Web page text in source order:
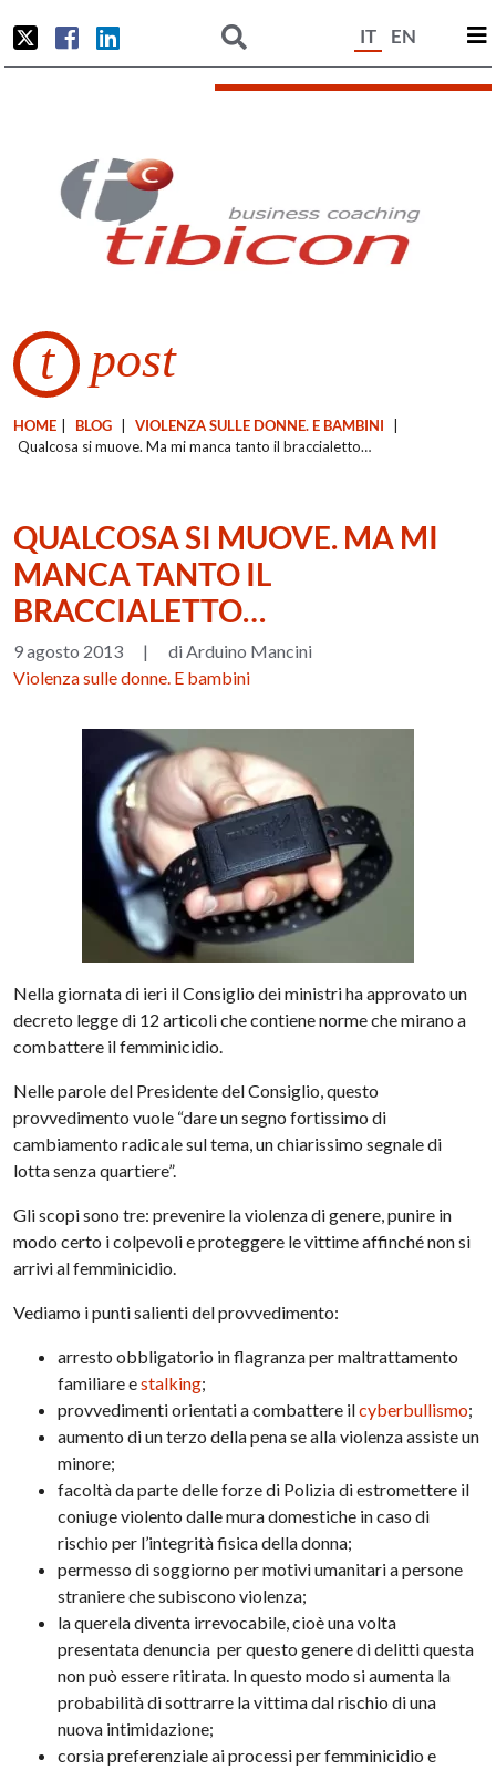
IT EN
t post
HOME BLOG VIOLENZA SULLE DONNE. E BAMBINI
Qualcosa si muove. Ma mi manca tanto il braccialetto…
QUALCOSA SI MUOVE. MA MI
MANCA TANTO IL
BRACCIALETTO…
9 agosto 2013 |
di Arduino Mancini
Violenza sulle donne. E bambini
Nella giornata di ieri il Consiglio dei ministri ha approvato un
decreto legge di 12 articoli che contiene norme che mirano a
combattere il femminicidio.
Nelle parole del Presidente del Consiglio, questo
provvedimento vuole “dare un segno fortissimo di
cambiamento radicale sul tema, un chiarissimo segnale di
lotta senza quartiere”.
Gli scopi sono tre: prevenire la violenza di genere, punire in
modo certo i colpevoli e proteggere le vittime affinché non si
arrivi al femminicidio.
Vediamo i punti salienti del provvedimento:
arresto obbligatorio in flagranza per maltrattamento
familiare estalking;
provvedimenti orientati a combattere ilcyberbullismo;
aumento di un terzo della pena se alla violenza assiste un
minore;
facoltà da parte delle forze di Polizia di estromettere il
coniuge violento dalle mura domestiche in caso di
rischio per l’integrità fisica della donna;
permesso di soggiorno per motivi umanitari a persone
straniere che subiscono violenza;
la querela diventa irrevocabile, cioè una volta
presentata denuncia per questo genere di delitti questa
non può essere ritirata. In questo modo si aumenta la
probabilità di sottrarre la vittima dal rischio di una
nuova intimidazione;
corsia preferenziale ai processi per femminicidio e